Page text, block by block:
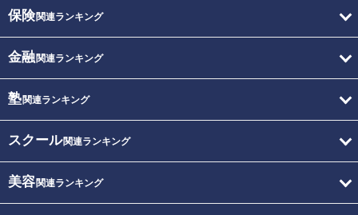
保険関連ランキング
金融関連ランキング
塾関連ランキング
スクール関連ランキング
美容関連ランキング